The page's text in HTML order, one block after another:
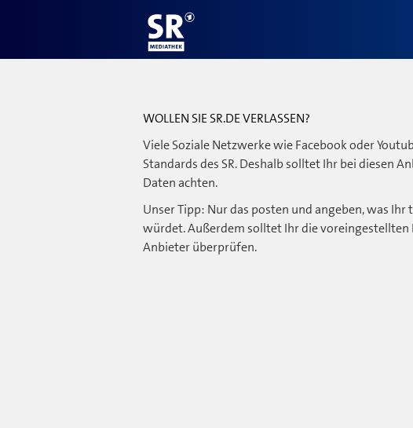
WOLLEN SIE SR.DE VERLASSEN?
Viele Soziale Netzwerke wie Facebook oder
Standards des SR. Deshalb solltet Ihr bei diesen
Daten achten.
Unser Tipp: Nur das posten und angeben, was
würdet. Außerdem solltet Ihr die
Anbieter überprüfen.